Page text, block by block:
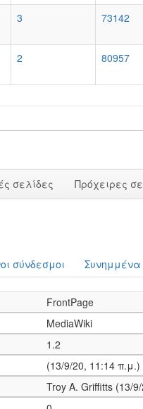
3 73142
2 80957
σελίδες Πρόχειρες
σύνδεσμοι Συνημμένα
FrontPage
MediaWiki
1.2
(13/9/20, 11:14 π.μ.)
Troy A. Griffitts (13/